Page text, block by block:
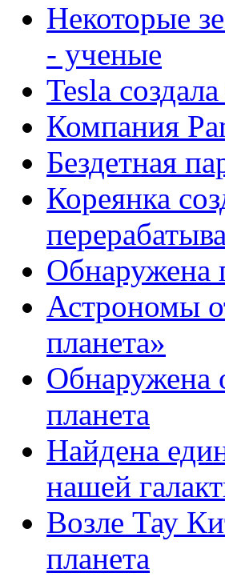
Некоторые
- ученые
Tesla
Компания
Бездетная
Кореянка
Обнаружена
Астрономы
планета»
Обнаружена
планета
Найдена
нашей
Возле Тау
планета